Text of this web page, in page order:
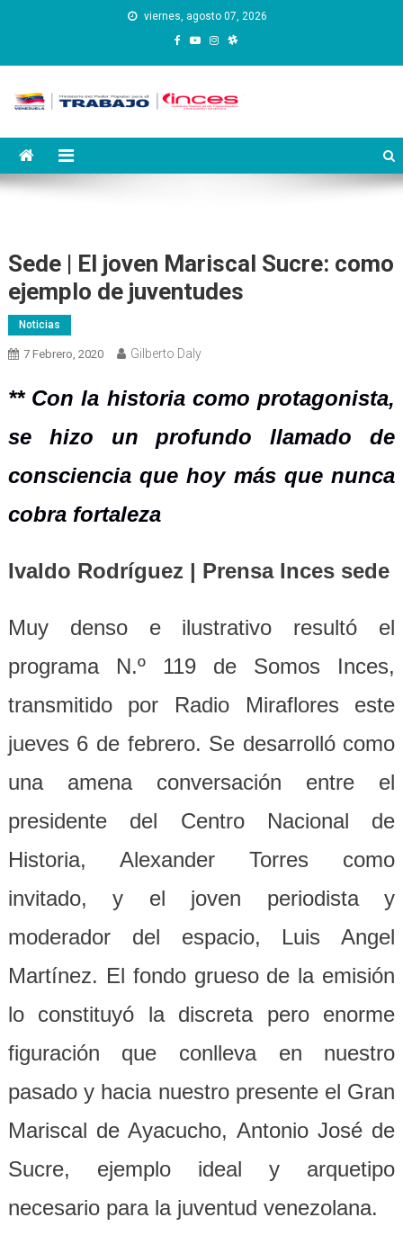
viernes, agosto 07, 2026
Instituto Nacional de
Capacitación y Educación
Sede | El joven Mariscal Sucre: como
ejemplo de juventudes
Noticias
7 Febrero, 2020 Gilberto Daly
** Con la historia como protagonista,
se hizo un profundo llamado de
consciencia que hoy más que nunca
cobra fortaleza
Ivaldo Rodríguez | Prensa Inces sede
Muy denso e ilustrativo resultó el
programa N.º 119 de Somos Inces,
transmitido por Radio Miraflores este
jueves 6 de febrero. Se desarrolló como
una amena conversación entre el
presidente del Centro Nacional de
Historia, Alexander Torres como
invitado, y el joven periodista y
moderador del espacio, Luis Angel
Martínez. El fondo grueso de la emisión
lo constituyó la discreta pero enorme
figuración que conlleva en nuestro
pasado y hacia nuestro presente el Gran
Mariscal de Ayacucho, Antonio José de
Sucre, ejemplo ideal y arquetipo
necesario para la juventud venezolana.